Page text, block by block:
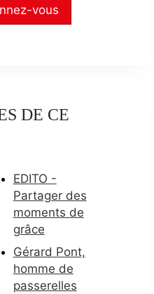
vous
DE CE
EDITO -
Partager des
moments de
grâce
Gérard Pont,
homme de
passerelles